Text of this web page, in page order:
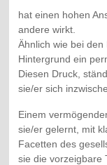
hat einen hohen
andere wirkt.
Ähnlich wie bei
Hintergrund ein
Diesen Druck,
sie/er sich
Einem
sie/er gelernt, mit
Facetten des
sie die vorzeigbare